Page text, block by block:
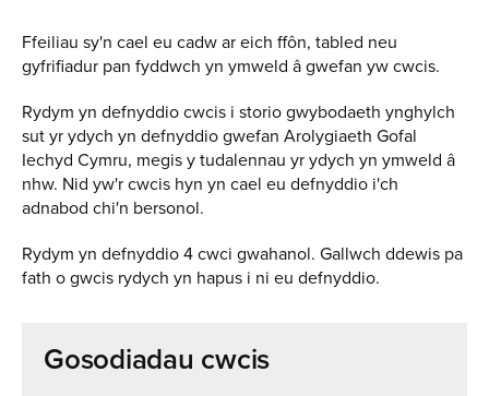
Ffeiliau sy'n cael eu cadw ar eich ffôn, tabled neu
gyfrifiadur pan fyddwch yn ymweld â gwefan yw cwcis.
Rydym yn defnyddio cwcis i storio gwybodaeth ynghylch
sut yr ydych yn defnyddio gwefan Arolygiaeth Gofal
Iechyd Cymru, megis y tudalennau yr ydych yn ymweld
nhw. Nid yw'r cwcis hyn yn cael eu defnyddio i'ch
adnabod chi'n bersonol.
Rydym yn defnyddio 4 cwci gwahanol. Gallwch ddewis pa
fath o gwcis rydych yn hapus i ni eu defnyddio.
Gosodiadau cwcis